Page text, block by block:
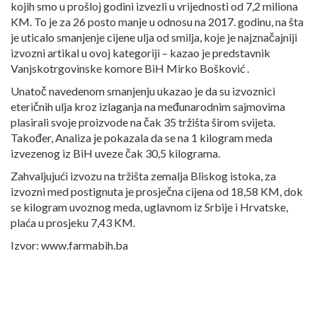
kojih smo u prošloj godini izvezli u vrijednosti od 7,2 miliona
KM. To je za 26 posto manje u odnosu na 2017. godinu, na šta
je uticalo smanjenje cijene ulja od smilja, koje je najznačajniji
izvozni artikal u ovoj kategoriji – kazao je predstavnik
Vanjskotrgovinske komore BiH Mirko Bošković .
Unatoč navedenom smanjenju ukazao je da su izvoznici
eteričnih ulja kroz izlaganja na međunarodnim sajmovima
plasirali svoje proizvode na čak 35 tržišta širom svijeta.
Također, Analiza je pokazala da se na 1 kilogram meda
izvezenog iz BiH uveze čak 30,5 kilograma.
Zahvaljujući izvozu na tržišta zemalja Bliskog istoka, za
izvozni med postignuta je prosječna cijena od 18,58 KM, dok
se kilogram uvoznog meda, uglavnom iz Srbije i Hrvatske,
plaća u prosjeku 7,43 KM.
Izvor: www.farmabih.ba